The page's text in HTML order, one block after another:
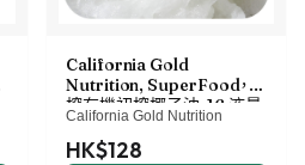
California Gold
Nutrition, SuperFood，冷
榨有機初榨椰子油，16 液量
盎司（473 毫升）
California Gold Nutrition
HK$128